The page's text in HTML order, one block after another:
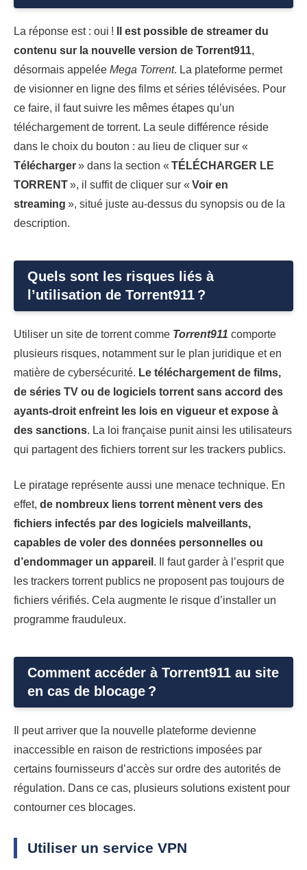
La réponse est : oui !
Il est possible de streamer du
contenu sur la nouvelle version de Torrent911,
désormais appelée Mega Torrent. La plateforme permet
de visionner en ligne des films et séries télévisées. Pour
ce faire, il faut suivre les mêmes étapes qu’un
téléchargement de torrent. La seule différence réside
dans le choix du bouton : au lieu de cliquer sur «
Télécharger» dans la section « TÉLÉCHARGER LE
TORRENT», il suffit de cliquer sur « Voir en
streaming », situé juste au-dessus du synopsis ou de la
description.
Quels sont les risques liés à
l’utilisation de Torrent911 ?
Utiliser un site de torrent comme Torrent911 comporte
plusieurs risques, notamment sur le plan juridique et en
matière de cybersécurité. Le téléchargement de films,
de séries TV ou de logiciels torrent sans accord des
ayants-droit enfreint les lois en vigueur et expose à
des sanctions. La loi française punit ainsi les utilisateurs
qui partagent des fichiers torrent sur les trackers publics.
Le piratage représente aussi une menace technique. En
effet, de nombreux liens torrent mènent vers des
fichiers infectés par des logiciels malveillants,
capables de voler des données personnelles ou
d’endommager un appareil . Il faut garder à l’esprit que
les trackers torrent publics ne proposent pas toujours de
fichiers vérifiés. Cela augmente le risque d’installer un
programme frauduleux.
Comment accéder à Torrent911 au site
en cas de blocage ?
Il peut arriver que la nouvelle plateforme devienne
inaccessible en raison de restrictions imposées par
certains fournisseurs d’accès sur ordre des autorités de
régulation. Dans ce cas, plusieurs solutions existent pour
contourner ces blocages.
Utiliser un service VPN